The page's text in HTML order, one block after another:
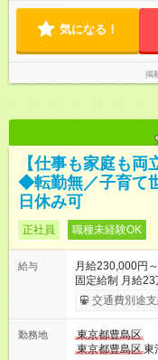
気になる！
掲
【仕事も家庭も
◆転勤無／子育て
日休み可
正社員 職種未経験OK
給与
月給230,000円～
固定給制 月給
年2回 ※能力により異なる。 ★平均
実績） ※上記には賞
8000円です（※最低賃金以
り 試用期間の長
交通費別途支
勤務地
東京都豊島区
東京都豊島区東